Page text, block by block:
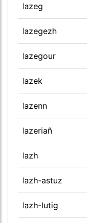
lazeg
lazegezh
lazegour
lazek
lazenn
lazeriañ
lazh
lazh-astuz
lazh-lutig